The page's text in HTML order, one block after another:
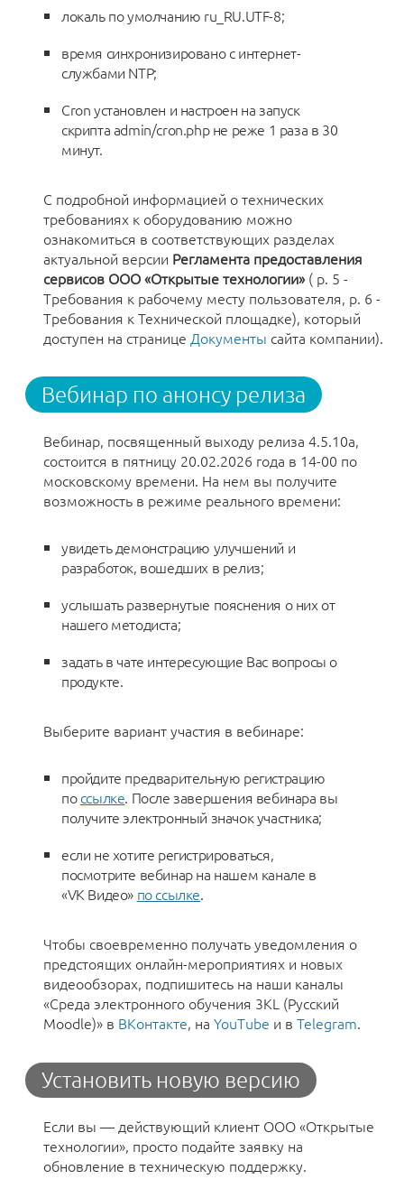
локаль по умолчанию ru_RU.UTF-8;
время синхронизировано с интернет-
службами NTP;
Cron установлен и настроен на запуск
скрипта admin/cron.php не реже 1 раза в 30
минут.
С подробной информацией о технических
требованиях к оборудованию можно
ознакомиться в соответствующих разделах
актуальной версии Регламента предоставления
сервисов ООО «Открытые технологии»( р. 5 -
Требования к рабочему месту пользователя, р. 6 -
Требования к Технической площадке), который
доступен на странице Документы сайта компании).
Вебинар по анонсу релиза
Вебинар, посвященный выходу релиза 4.5.10a,
состоится в пятницу 20.02.2026 года в 14-00 по
московскому времени. На нем вы получите
возможность в режиме реального времени:
увидеть демонстрацию улучшений и
разработок, вошедших в релиз;
услышать развернутые пояснения о них от
нашего методиста;
задать в чате интересующие Вас вопросы о
продукте.
Выберите вариант участия в вебинаре:
пройдите предварительную регистрацию
поссылке. После завершения вебинара вы
получите электронный значок участника;
если не хотите регистрироваться,
посмотрите вебинар на нашем канале в
«VK Видео» по ссылке.
Чтобы своевременно получать уведомления о
предстоящих онлайн-мероприятиях и новых
видеообзорах, подпишитесь на наши каналы
«Среда электронного обучения 3KL (Русский
Moodle)» в ВКонтакте, на YouTube и в Telegram.
Установить новую версию
Если вы — действующий клиент ООО «Открытые
технологии», просто подайте заявку на
обновление в техническую поддержку.